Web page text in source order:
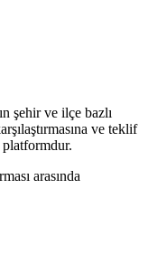
şehir ve ilçe bazlı
ve teklif
platformdur.
arasında